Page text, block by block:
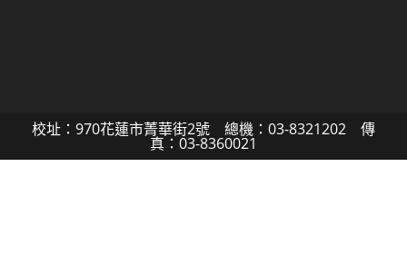
校址：970花蓮市菁華街2號 總機：03-8321202 傳
真：03-8360021